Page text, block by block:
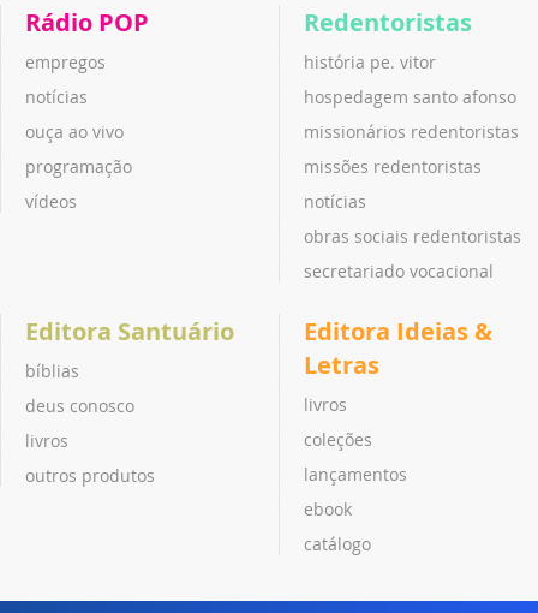
Rádio POP
empregos
notícias
ouça ao vivo
programação
vídeos
Redentoristas
história pe. vitor
hospedagem santo afonso
missionários redentoristas
missões redentoristas
notícias
obras sociais redentoristas
secretariado vocacional
Editora Santuário
bíblias
deus conosco
livros
outros produtos
Editora Ideias &
Letras
livros
coleções
lançamentos
ebook
catálogo